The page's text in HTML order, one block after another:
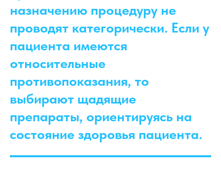
назначению процедуру не
проводят категорически. Если у
пациента имеются
относительные
противопоказания, то
выбирают щадящие
препараты, ориентируясь на
состояние здоровья пациента.